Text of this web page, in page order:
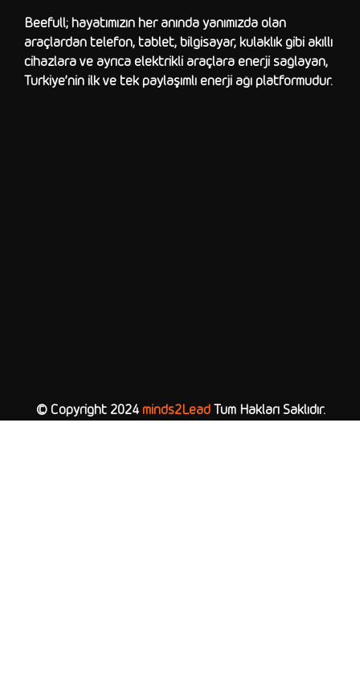
Beefull; hayatımızın her anında yanımızda olan
araçlardan telefon, tablet, bilgisayar, kulaklık gibi akıllı
cihazlara ve ayrıca elektrikli araçlara enerji sağlayan,
Türkiye’nin ilk ve tek paylaşımlı enerji ağı platformudur.
© Copyright 2024 minds2LeadTüm Hakları Saklıdır.